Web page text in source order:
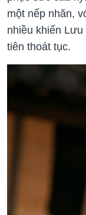
một nếp nhăn,
nhiều khiến
tiên thoát tục.